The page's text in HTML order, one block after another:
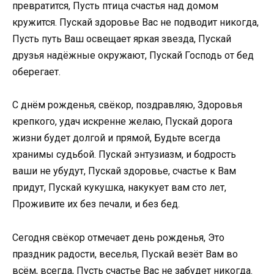
превратится, Пусть птица счастья над домом
кружится. Пускай здоровье Вас не подводит никогда,
Пусть путь Ваш освещает яркая звезда, Пускай
друзья надёжные окружают, Пускай Господь от бед
оберегает.
С днём рожденья, свёкор, поздравляю, Здоровья
крепкого, удач искренне желаю, Пускай дорога
жизни будет долгой и прямой, Будьте всегда
хранимы судьбой. Пускай энтузиазм, и бодрость
ваши не убудут, Пускай здоровье, счастье к Вам
придут, Пускай кукушка, накукует вам сто лет,
Проживите их без печали, и без бед.
Сегодня свёкор отмечает день рожденья, Это
праздник радости, веселья, Пускай везёт Вам во
всём, всегда, Пусть счастье Вас не забудет никогда.